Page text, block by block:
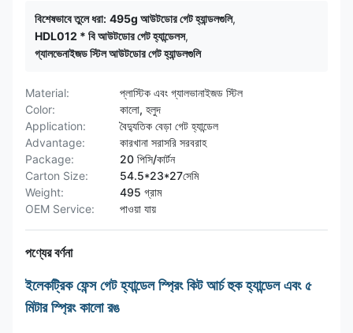
বিশেষভাবে তুলে ধরা: 495g আউটডোর গেট হ্যান্ডলগুলি,
HDL012 * বি আউটডোর গেট হ্যান্ডেলস,
গ্যালভেনাইজড স্টিল আউটডোর গেট হ্যান্ডলগুলি
Material:
প্লাস্টিক এবং গ্যালভানাইজড স্টিল
Color:
কালো, হলুদ
Application:
বৈদ্যুতিক বেড়া গেট হ্যান্ডেল
Advantage:
কারখানা সরাসরি সরবরাহ
Package:
20 পিসি/কার্টন
Carton Size:
54.5*23*27সেমি
Weight:
495 গ্রাম
OEM Service:
পাওয়া যায়
পণ্যের বর্ণনা
ইলেকট্রিক ফেন্স গেট হ্যান্ডেল স্প্রিং কিট আর্চ হুক হ্যান্ডেল এবং ৫
মিটার স্প্রিং কালো রঙ